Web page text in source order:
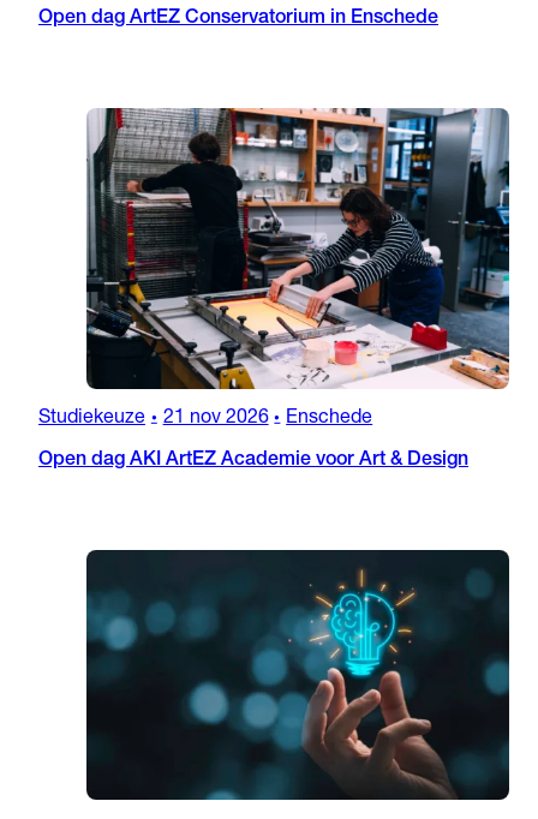
Open dag ArtEZ Conservatorium in Enschede
Studiekeuze • 21 nov 2026 • Enschede
Open dag AKI ArtEZ Academie voor Art & Design